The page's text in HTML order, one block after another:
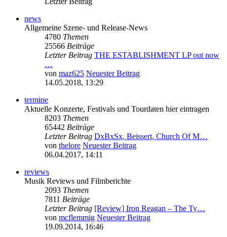
news
Allgemeine Szene- und Release-News
4780 Themen
25566 Beiträge
Letzter Beitrag THE ESTABLISHMENT LP out now
…
von maz625 Neuester Beitrag
14.05.2018, 13:29
termine
Aktuelle Konzerte, Festivals und Tourdaten hier eintragen
8203 Themen
65442 Beiträge
Letzter Beitrag DxBxSx, Beissert, Church Of M…
von thelore Neuester Beitrag
06.04.2017, 14:11
reviews
Musik Reviews und Filmberichte
2093 Themen
7811 Beiträge
Letzter Beitrag [Review] Iron Reagan – The Ty…
von mcflemmig Neuester Beitrag
19.09.2014, 16:46